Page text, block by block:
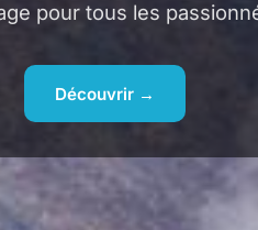
pour tous les
Découvrir →